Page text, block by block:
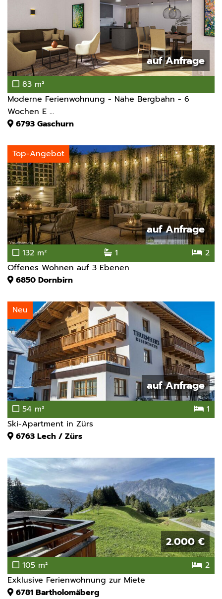
auf Anfrage
83 m²
Moderne Ferienwohnung - Nähe Bergbahn - 6
Wochen E ...
6793 Gaschurn
Top-Angebot
auf Anfrage
132 m² 1
2
Offenes Wohnen auf 3 Ebenen
6850 Dornbirn
Neu
auf Anfrage
54 m²
1
Ski-Apartment in Zürs
6763 Lech / Zürs
2.000 €
105 m²
2
Exklusive Ferienwohnung zur Miete
6781 Bartholomäberg